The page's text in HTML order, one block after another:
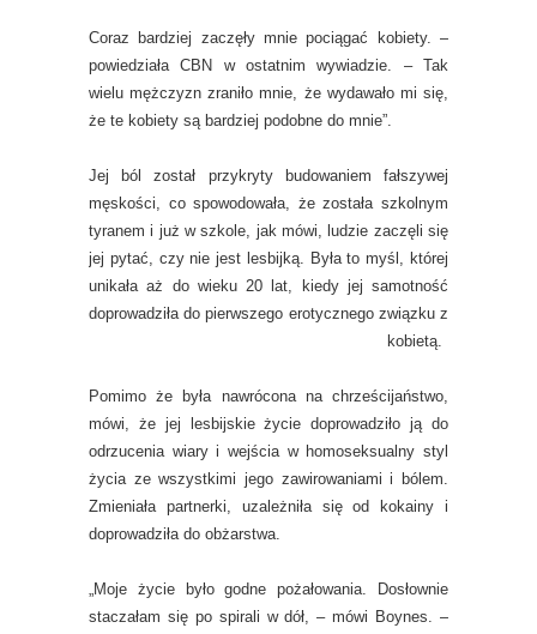
Coraz bardziej zaczęły mnie pociągać kobiety. –
powiedziała CBN w ostatnim wywiadzie. – Tak
wielu mężczyzn zraniło mnie, że wydawało mi się,
że te kobiety są bardziej podobne do mnie”.
Jej ból został przykryty budowaniem fałszywej
męskości, co spowodowała, że została szkolnym
tyranem i już w szkole, jak mówi, ludzie zaczęli się
jej pytać, czy nie jest lesbijką. Była to myśl, której
unikała aż do wieku 20 lat, kiedy jej samotność
doprowadziła do pierwszego erotycznego związku z
kobietą.
Pomimo że była nawrócona na chrześcijaństwo,
mówi, że jej lesbijskie życie doprowadziło ją do
odrzucenia wiary i wejścia w homoseksualny styl
życia ze wszystkimi jego zawirowaniami i bólem.
Zmieniała partnerki, uzależniła się od kokainy i
doprowadziła do obżarstwa.
„Moje życie było godne pożałowania. Dosłownie
staczałam się po spirali w dół, – mówi Boynes. –